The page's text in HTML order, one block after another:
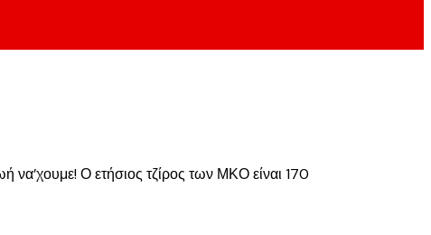
να’χουμε! Ο ετήσιος τζίρος των ΜΚΟ είναι 170